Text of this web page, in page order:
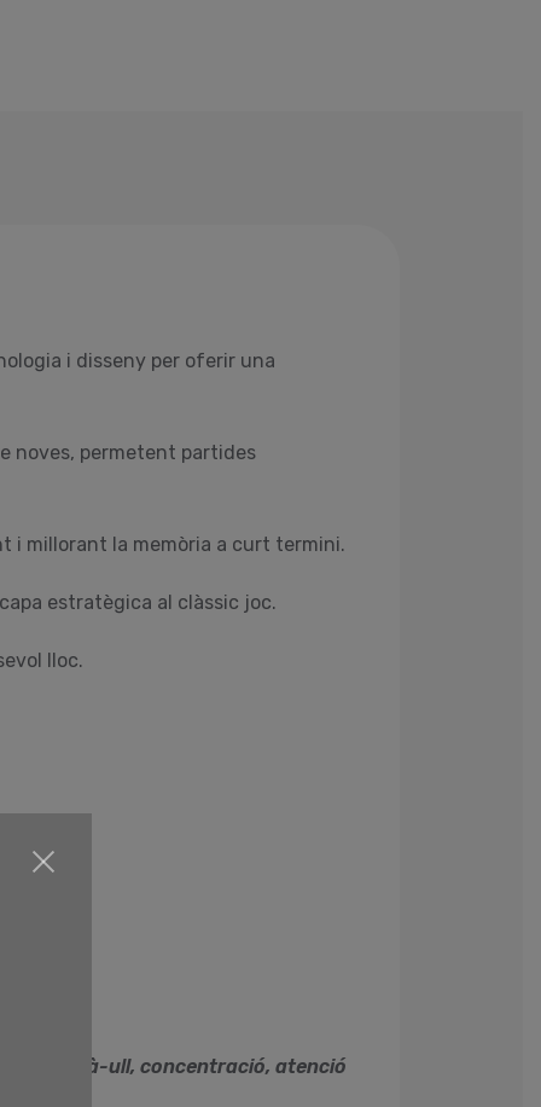
i disseny per oferir una
noves, permetent partides
i millorant la memòria a curt termini.
estratègica al clàssic joc.
lloc.
mà-ull, concentració, atenció